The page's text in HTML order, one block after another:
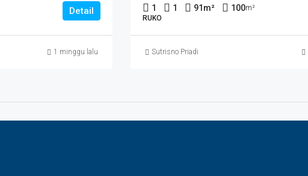
Detail
1 minggu lalu
1 1 91 m² 100m²
RUKO
Sutrisno Priadi